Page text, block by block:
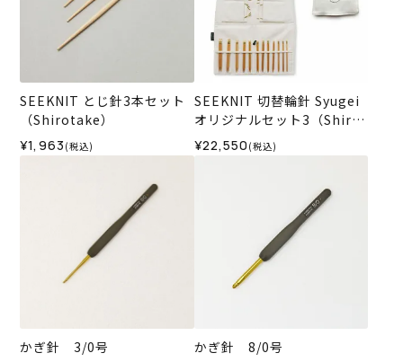
SEEKNIT とじ針3本セット
（Shirotake）
¥1,963 (税込)
SEEKNIT 切替輪針 Syugei
オリジナルセット3（Shirot
ake）
¥22,550 (税込)
かぎ針 3/0号 かぎ針 8/0号